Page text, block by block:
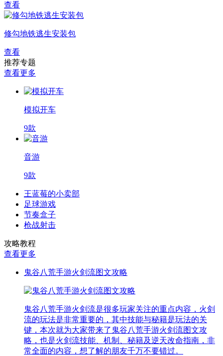
查看
修勾地铁逃生安装包
查看
推荐专题
查看更多
模拟开车
9款
音游
9款
王蓝莓的小卖部
足球游戏
节奏盒子
枪战射击
攻略教程
查看更多
鬼谷八荒手游火剑流图文攻略
鬼谷八荒手游火剑流是很多玩家关注的重点内容，火剑
流的玩法是非常重要的，其中技能与秘籍是玩法的关
键，本次就为大家带来了鬼谷八荒手游火剑流图文攻
略，也是火剑流技能、机制、秘籍及逆天改命指南，非
常全面的内容，想了解的朋友千万不要错过。